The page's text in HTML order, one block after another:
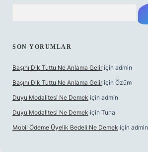
SON YORUMLAR
Başını Dik Tuttu Ne Anlama Gelir için admin
Başını Dik Tuttu Ne Anlama Gelir için Özüm
Duyu Modalitesi Ne Demek için admin
Duyu Modalitesi Ne Demek için Tuna
Mobil Ödeme Üyelik Bedeli Ne Demek için admin